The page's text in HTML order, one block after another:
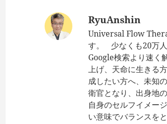
RyuAnshin
Universal Flow
す。 少なくも20万人
Google検索より速く
上げ、天命に生きる
成したい方へ、未
衛官となり、出身地
自身のセルフイメー
い意味でバランスを